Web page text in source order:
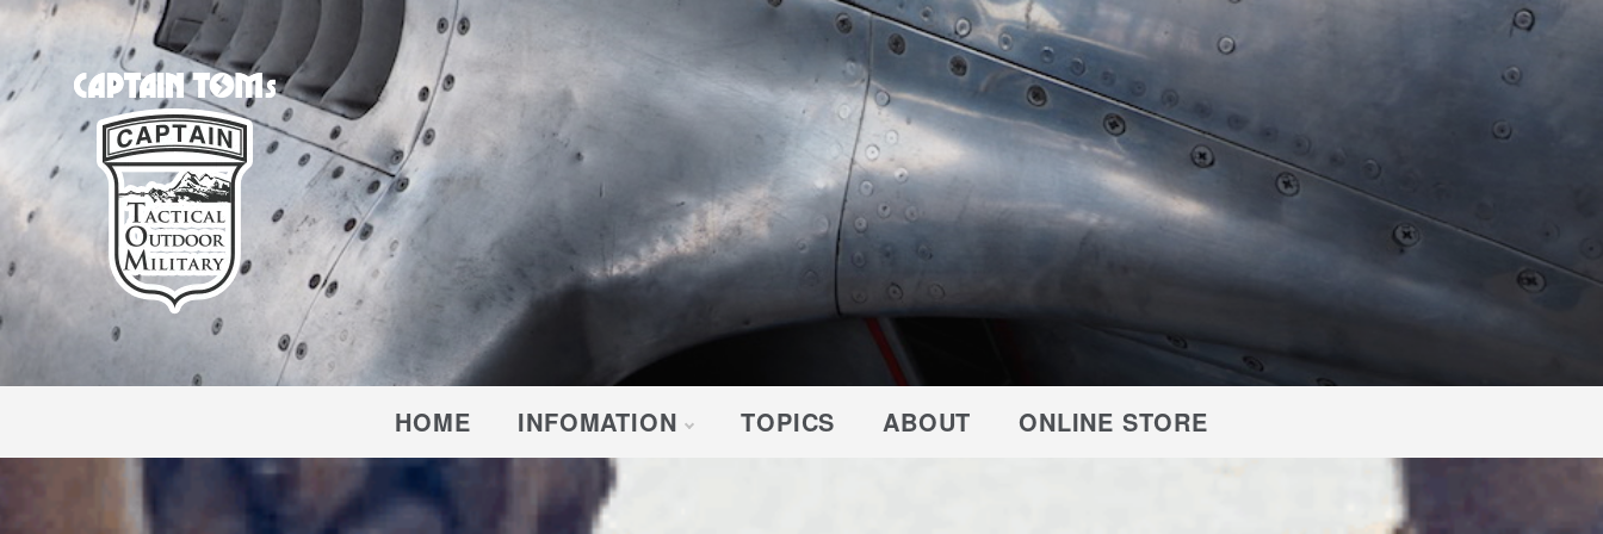
CAPTAIN TOM'S
キャプテントム
HOME INFOMATION TOPICS ABOUT ONLINE STORE